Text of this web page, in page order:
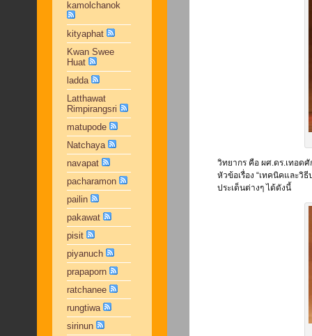
kamolchanok
kityaphat
Kwan Swee
Huat
ladda
Latthawat
Rimpirangsri
matupode
Natchaya
navapat
pacharamon
pailin
pakawat
pisit
piyanuch
prapaporn
ratchanee
rungtiwa
sirinun
วิทยากร คือ ผศ.ดร.เทอด
หัวข้อเรื่อง “เทคนิคและวิ
ประเด็นต่างๆ ได้ดังนี้